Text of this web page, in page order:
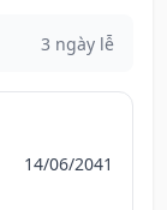
3 ngày lễ
14/06/2041